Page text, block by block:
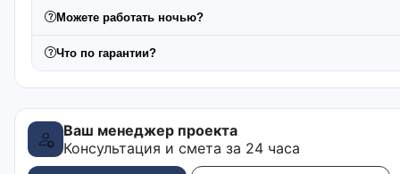
Можете работать ночью?
Что по гарантии?
Ваш менеджер проекта
Консультация и смета за 24 часа